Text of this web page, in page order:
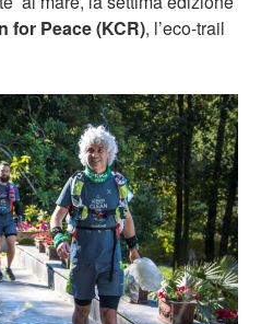
for Peace (KCR), l’eco-trail